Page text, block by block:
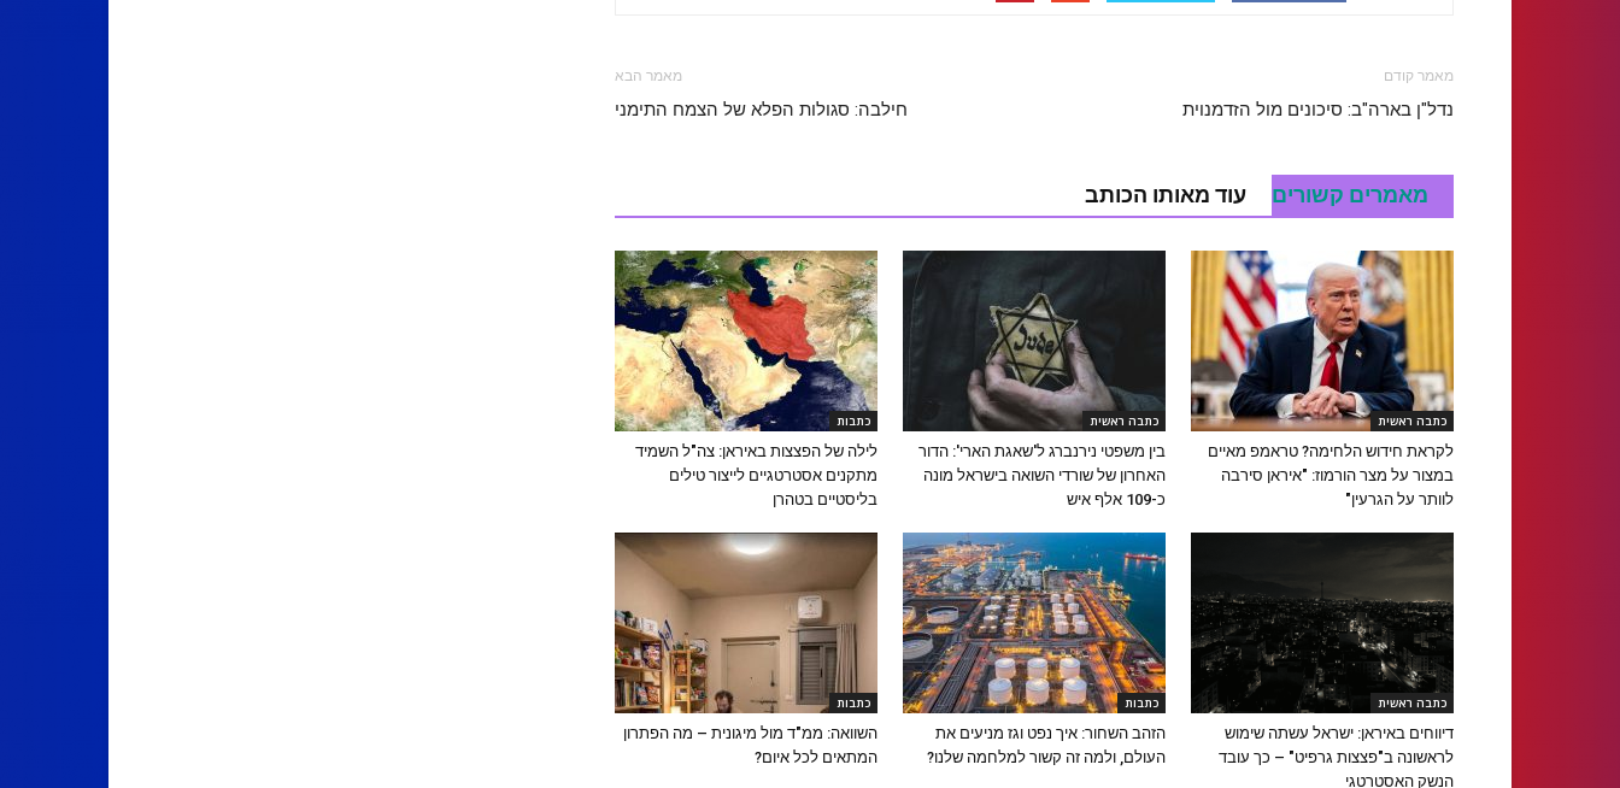
מאמר קודם
נדל"ן בארה"ב: סיכונים מול הזדמנוית
מאמר הבא
חילבה: סגולות הפלא של הצמח התימני
מאמרים קשורים עוד מאותו הכותב
כתבה ראשית
לקראת חידוש הלחימה? טראמפ מאיים
במצור על מצר הורמוז: "איראן סירבה
לוותר על הגרעין"
כתבה ראשית
בין משפטי נירנברג ל'שאגת הארי': הדור
האחרון של שורדי השואה בישראל מונה
כ-109 אלף איש
כתבות
לילה של הפצצות באיראן: צה"ל השמיד
מתקנים אסטרטגיים לייצור טילים
בליסטיים בטהרן
כתבה ראשית
דיווחים באיראן: ישראל עשתה שימוש
לראשונה ב"פצצות גרפיט" – כך עובד
הנשק האסטרטגי
כתבות
הזהב השחור: איך נפט וגז מניעים את
העולם, ולמה זה קשור למלחמה שלנו?
כתבות
השוואה: ממ"ד מול מיגונית – מה הפתרון
המתאים לכל איום?